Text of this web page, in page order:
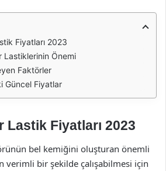
Fiyatları 2023
Lastiklerinin Önemi
Faktörler
Güncel Fiyatlar
Lastik Fiyatları 2023
bel kemiğini oluşturan önemli
verimli bir şekilde çalışabilmesi için